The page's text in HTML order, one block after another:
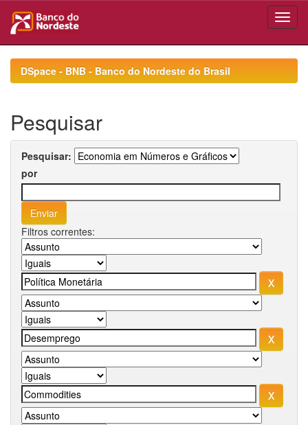
navigationDSpace - BNB - Banco do Nordeste do Brasil
Pesquisar
Pesquisar:
por
Filtros correntes: